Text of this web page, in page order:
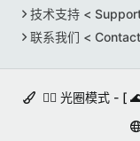
技术支持 <
联系我们 <
🚵‍♀️ 光圈模式 - [